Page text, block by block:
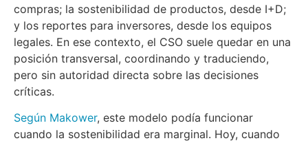
compras; la sostenibilidad de productos, desde I+D;
y los reportes para inversores, desde los equipos
legales. En ese contexto, el CSO suele quedar en una
posición transversal, coordinando y traduciendo,
pero sin autoridad directa sobre las decisiones
críticas.
Según Makower, este modelo podía funcionar
cuando la sostenibilidad era marginal. Hoy, cuando